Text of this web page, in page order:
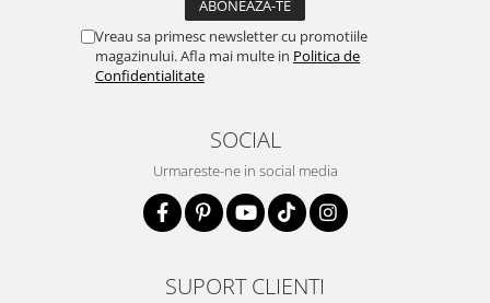
Vreau sa primesc newsletter cu promotiile
magazinului. Afla mai multe in Politica de
Confidentialitate
SOCIAL
Urmareste-ne in social media
SUPORT CLIENTI